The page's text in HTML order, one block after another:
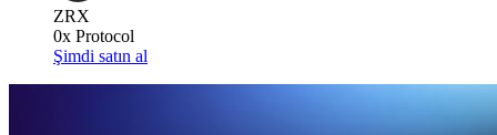
ZRX
0x Protocol
Şimdi satın al